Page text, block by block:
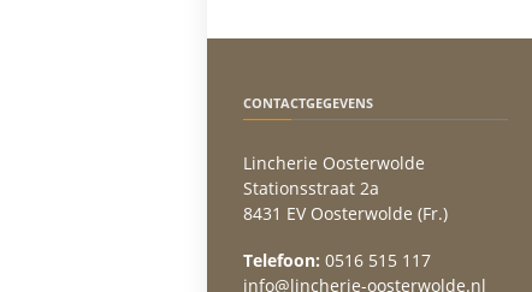
CONTACTGEGEVENS
Lincherie Oosterwolde
Stationsstraat 2a
8431 EV Oosterwolde (Fr.)
Telefoon: 0516 515 117
info@lincherie-oosterwolde.nl